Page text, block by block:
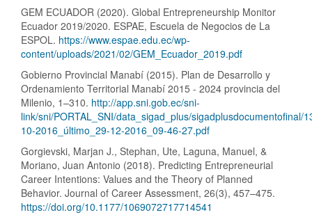
GEM ECUADOR (2020). Global Entrepreneurship Monitor
Ecuador 2019/2020. ESPAE, Escuela de Negocios de La
ESPOL. https://www.espae.edu.ec/wp-
content/uploads/2021/02/GEM_Ecuador_2019.pdf
Gobierno Provincial Manabí (2015). Plan de Desarrollo y
Ordenamiento Territorial Manabí 2015 - 2024 provincia del
Milenio, 1–310. http://app.sni.gob.ec/sni-
link/sni/PORTAL_SNI/data_sigad_plus/
10-2016_último_29-12-2016_09-46-27.pdf
Gorgievski, Marjan J., Stephan, Ute, Laguna, Manuel, &
Moriano, Juan Antonio (2018). Predicting Entrepreneurial
Career Intentions: Values and the Theory of Planned
Behavior. Journal of Career Assessment, 26(3), 457–475.
https://doi.org/10.1177/1069072717714541